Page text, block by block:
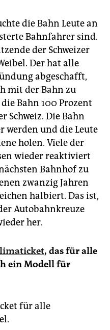
die Bahn Leute an
Bahnfahrer sind.
der Schweizer
Der hat alle
abgeschafft,
mit der Bahn zu
Bahn 100 Prozent
Schweiz. Die Bahn
werden und die Leute
holen. Viele der
wieder reaktiviert
Bahnhof zu
zwanzig Jahren
halbiert. Das ist,
Autobahnkreuze
her.
, das für alle
ein Modell für
für alle